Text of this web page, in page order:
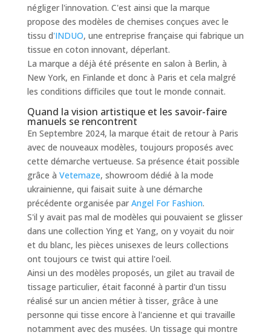
négliger l'innovation. C'est ainsi que la marque
propose des modèles de chemises conçues avec le
tissu d'INDUO, une entreprise française qui fabrique un
tissue en coton innovant, déperlant.
La marque a déjà été présente en salon à Berlin, à
New York, en Finlande et donc à Paris et cela malgré
les conditions difficiles que tout le monde connait.
Quand la vision artistique et les savoir-faire
manuels se rencontrent
En Septembre 2024, la marque était de retour à Paris
avec de nouveaux modèles, toujours proposés avec
cette démarche vertueuse. Sa présence était possible
grâce à Vetemaze, showroom dédié à la mode
ukrainienne, qui faisait suite à une démarche
précédente organisée par Angel For Fashion.
S'il y avait pas mal de modèles qui pouvaient se glisser
dans une collection Ying et Yang, on y voyait du noir
et du blanc, les pièces unisexes de leurs collections
ont toujours ce twist qui attire l'oeil.
Ainsi un des modèles proposés, un gilet au travail de
tissage particulier, était faconné à partir d'un tissu
réalisé sur un ancien métier à tisser, grâce à une
personne qui tisse encore à l'ancienne et qui travaille
notamment avec des musées. Un tissage qui montre